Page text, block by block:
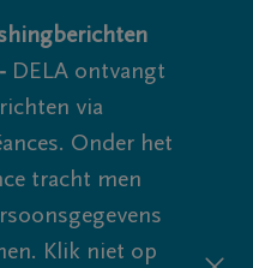
DELA ontvangt
via
Onder het
tracht men
Klik niet op